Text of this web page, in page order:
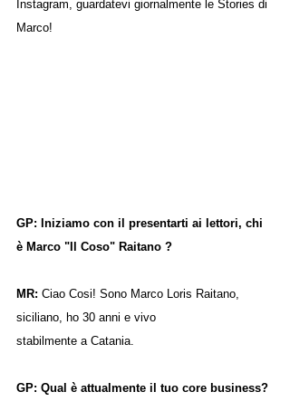
Instagram, guardatevi giornalmente le Stories di
Marco!
GP: Iniziamo con il presentarti ai lettori, chi
è Marco "Il Coso" Raitano ?
MR: Ciao Cosi! Sono Marco Loris Raitano,
siciliano, ho 30 anni e vivo
stabilmente a Catania.
GP: Qual è attualmente il tuo core business?